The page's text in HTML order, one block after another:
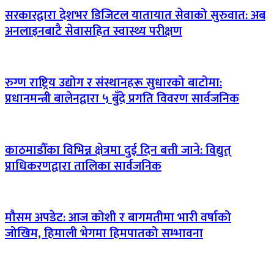
सरकारद्वारा देशभर डिजिटल यातायात सेवाको सुरुवात: अब
अनलाइनबाटै सेवासहित स्वास्थ्य परीक्षण
रुग्ण राष्ट्रिय उद्योग र संस्थानहरू सुधारको बाटोमा:
प्रधानमन्त्री बालेनद्वारा ५ बुँदे प्रगति विवरण सार्वजनिक
काठमाडौँका विभिन्न क्षेत्रमा दुई दिन बत्ती जाने: विद्युत्
प्राधिकरणद्वारा तालिका सार्वजनिक
मौसम अपडेट: आज कोशी र बागमतीमा भारी वर्षाको
जोखिम, हिमाली भेगमा हिमपातको सम्भावना